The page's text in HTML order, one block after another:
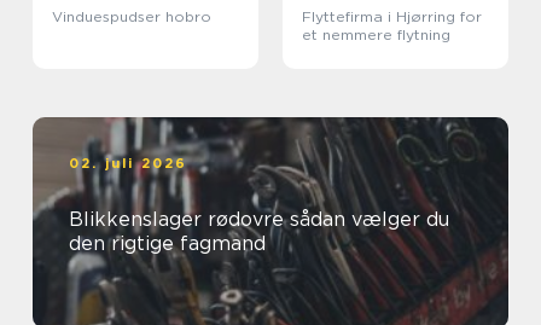
Vinduespudser hobro
Flyttefirma i Hjørring for
et nemmere flytning
02. juli 2026
Blikkenslager rødovre sådan vælger du
den rigtige fagmand